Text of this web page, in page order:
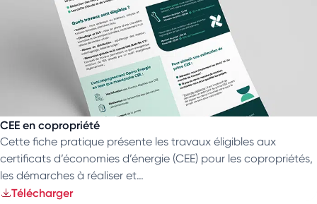
CEE en copropriété
Cette fiche pratique présente les travaux éligibles aux
certificats d’économies d’énergie (CEE) pour les copropriétés,
les démarches à réaliser et…
Télécharger